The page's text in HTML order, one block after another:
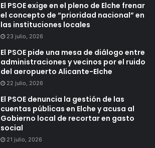
El PSOE exige en el pleno de Elche frenar
el concepto de “prioridad nacional” en
las instituciones locales
23 julio, 2026
El PSOE pide una mesa de diálogo entre
administraciones y vecinos por el ruido
del aeropuerto Alicante-Elche
22 julio, 2026
El PSOE denuncia la gestión de las
cuentas públicas en Elche y acusa al
Gobierno local de recortar en gasto
social
21 julio, 2026